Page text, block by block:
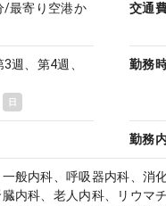
/最寄り空港か
交通
週、第4週、
日
勤務
勤務
般内科、呼吸器内科、消
内科、老人内科、リウマ